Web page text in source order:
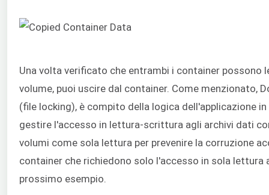
Una volta verificato che entrambi i container possono
volume, puoi uscire dal container. Come menzionato,
(file locking), è compito della logica dell'applicazione
gestire l'accesso in lettura-scrittura agli archivi dati
volumi come sola lettura per prevenire la corruzione
container che richiedono solo l'accesso in sola lettura
prossimo esempio.